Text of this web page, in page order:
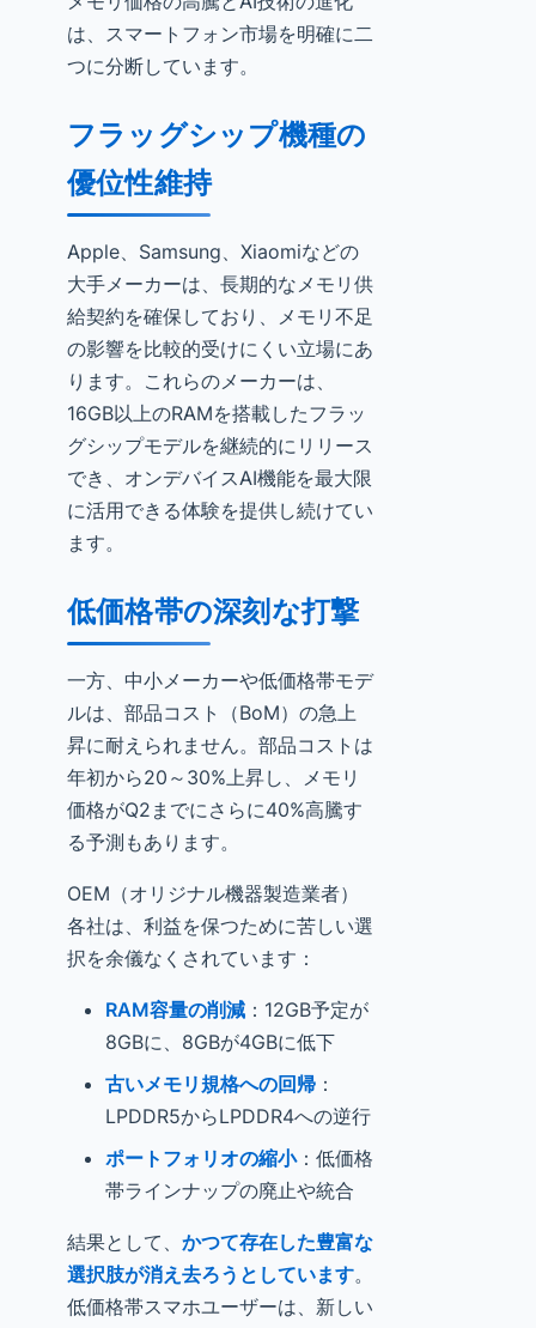
は、スマートフォン市場を明確に二
つに分断しています。
フラッグシップ機種の
優位性維持
Apple、Samsung、Xiaomiなどの
大手メーカーは、長期的なメモリ供
給契約を確保しており、メモリ不足
の影響を比較的受けにくい立場にあ
ります。これらのメーカーは、
16GB以上のRAMを搭載したフラッ
グシップモデルを継続的にリリース
でき、オンデバイスAI機能を最大限
に活用できる体験を提供し続けてい
ます。
低価格帯の深刻な打撃
一方、中小メーカーや低価格帯モデ
ルは、部品コスト（BoM）の急上
昇に耐えられません。部品コストは
年初から20～30%上昇し、メモリ
価格がQ2までにさらに40%高騰す
る予測もあります。
OEM（オリジナル機器製造業者）
各社は、利益を保つために苦しい選
択を余儀なくされています：
RAM容量の削減 ：12GB予定が
8GBに、8GBが4GBに低下
古いメモリ規格への回帰 ：
LPDDR5からLPDDR4への逆行
ポートフォリオの縮小：低価格
帯ラインナップの廃止や統合
結果として、 かつて存在した豊富な
選択肢が消え去ろうとしています。
低価格帯スマホユーザーは、新しい